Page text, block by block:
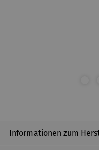
Informationen zum